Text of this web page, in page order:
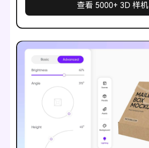
查看 5000+ 3D 样机